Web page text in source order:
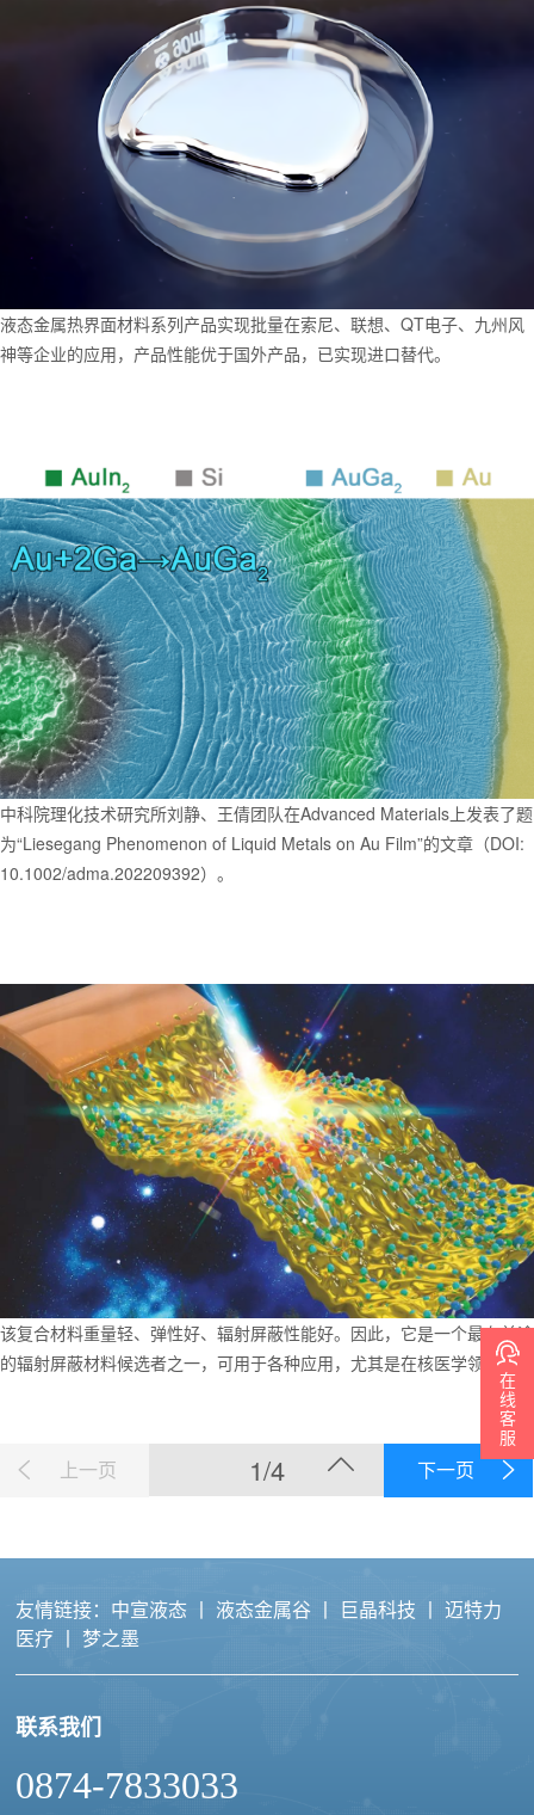
液态金属热界面材料系列产品实现批量在索尼、联想、QT电子、九州风
神等企业的应用，产品性能优于国外产品，已实现进口替代。
中科院理化技术研究所刘静、王倩团队在Advanced Materials上发表了题
为“Liesegang Phenomenon of Liquid Metals on Au Film”的文章（DOI:
10.1002/adma.202209392）。
该复合材料重量轻、弹性好、辐射屏蔽性能好。因此，它是一个最有前途
的辐射屏蔽材料候选者之一，可用于各种应用，尤其是在核医学领域。
上一页 1/4 下一页
友情链接： 中宣液态 丨 液态金属谷 丨 巨晶科技 丨迈特力
医疗 丨 梦之墨
联系我们
0874-7833033
在
线
客
服